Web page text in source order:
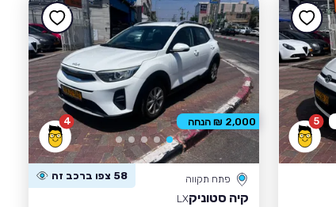
5
4
פתח תקווה 58 צפו ברכב זה
קיה סטוניקLX
2,000 ₪ הנחה